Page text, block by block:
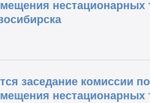
нестационарных
заседание комиссии
нестационарных